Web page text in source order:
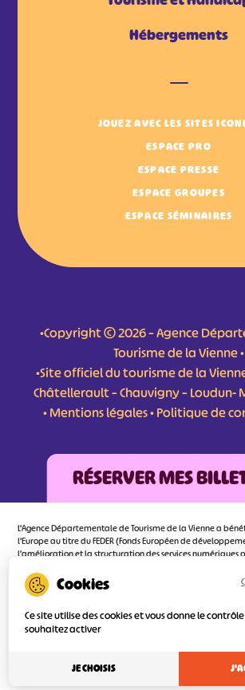
Hébergements
JOUEZ AVEC LES SITES
ESPACE PRO
ESPACE PRESSE
ESPACE GROUPES
ESPACE SÉMINAIRES
•Copyright © 2026 – Agence
Tourisme de la Vienne •
•Site officiel du tourisme de la
Châtellerault – Chauvigny –
•Mentions légales•Politique de
RÉSERVER MES
L'Agence Départementale de Tourisme de la Vienne a
l’Europe au titre du FEDER (Fonds Européen de
l’amélioration et la structuration des services numériques
d’orienter au mieux le visiteur.
Ce site utilise des cookies et vous donne le
souhaitez activer
JE CHOISIS